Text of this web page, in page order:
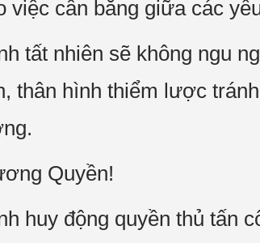
việc cân bằng giữa các
tất nhiên sẽ không ngu
thân hình thiểm lược
Quyền!
huy động quyền thủ tấn